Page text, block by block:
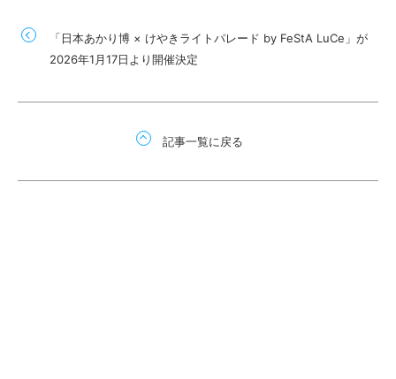
「日本あかり博 × けやきライトパレード by FeStA LuCe」が
2026年1月17日より開催決定
記事一覧に戻る